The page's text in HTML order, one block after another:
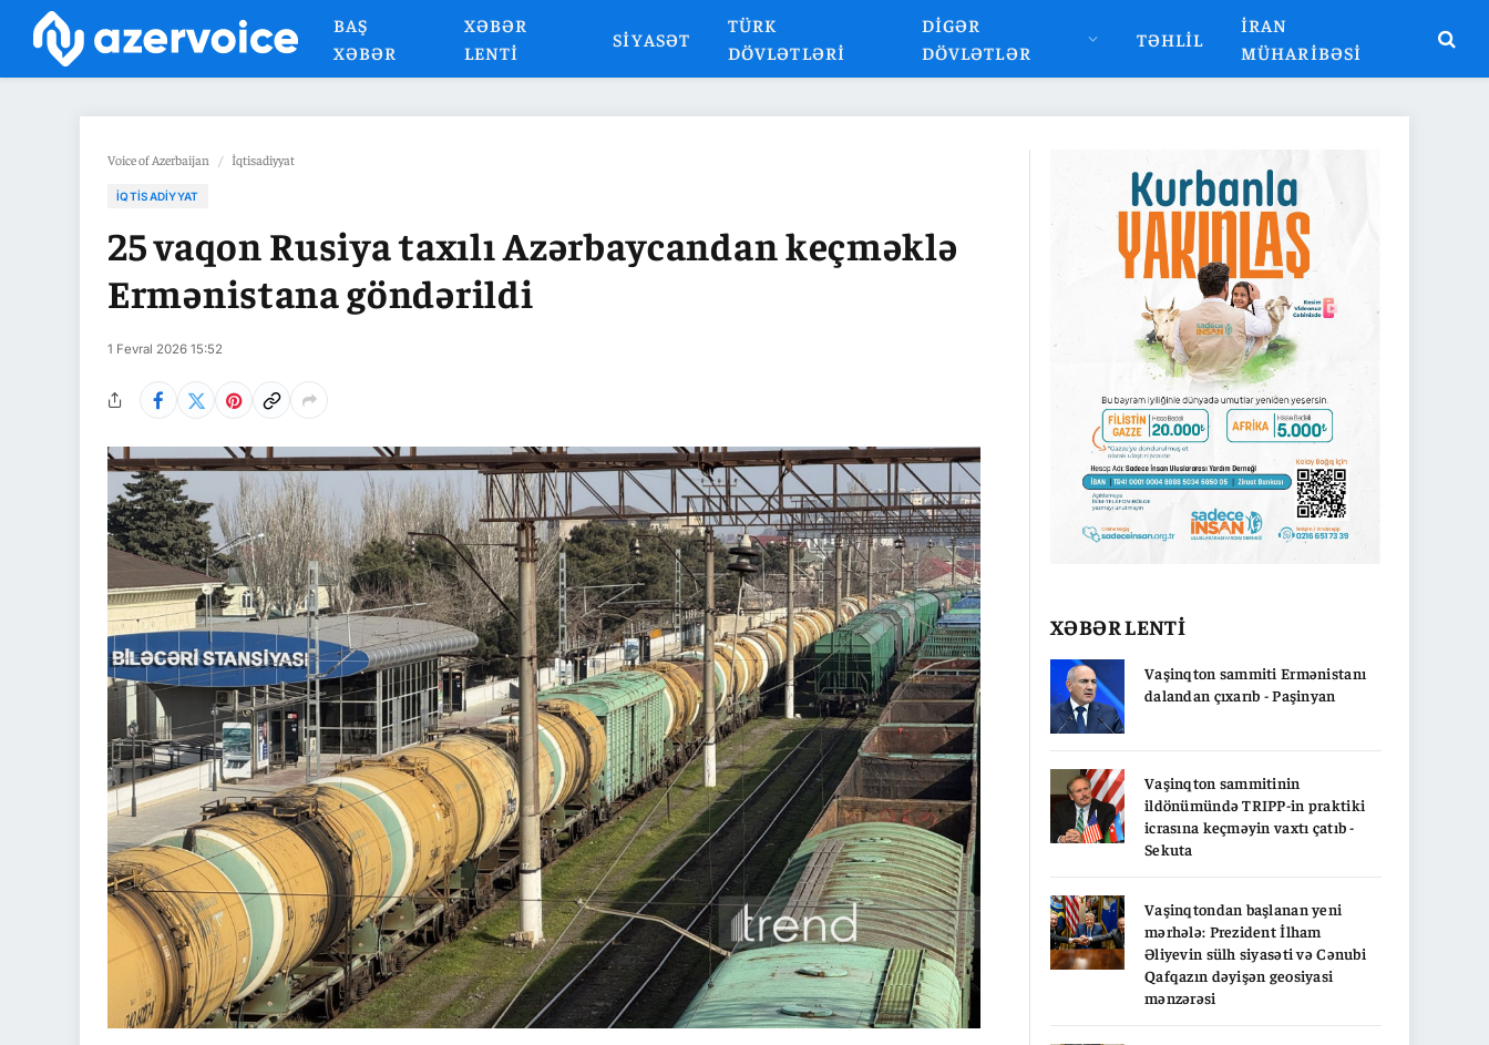
BAŞ
XƏBƏR
XƏBƏR
LENTI
SIYASƏT
TÜRK
DÖVLƏTLƏRI
DIGƏR
DÖVLƏTLƏR
TƏHLIL
İRAN
MÜHARIBƏSI
Voice of Azerbaijan / İqtisadiyyat
İQTISADIYYAT
25 vaqon Rusiya taxılı Azərbaycandan keçməklə
Ermənistana göndərildi
1 Fevral 2026 15:52
XƏBƏR LENTİ
Vaşinqton sammiti Ermənistanı
dalandan çıxarıb - Paşinyan
Vaşinqton sammitinin
ildönümündə TRIPP-in praktiki
icrasına keçməyin vaxtı çatıb -
Sekuta
Vaşinqtondan başlanan yeni
mərhələ: Prezident İlham
Əliyevin sülh siyasəti və Cənubi
Qafqazın dəyişən geosiyasi
mənzərəsi